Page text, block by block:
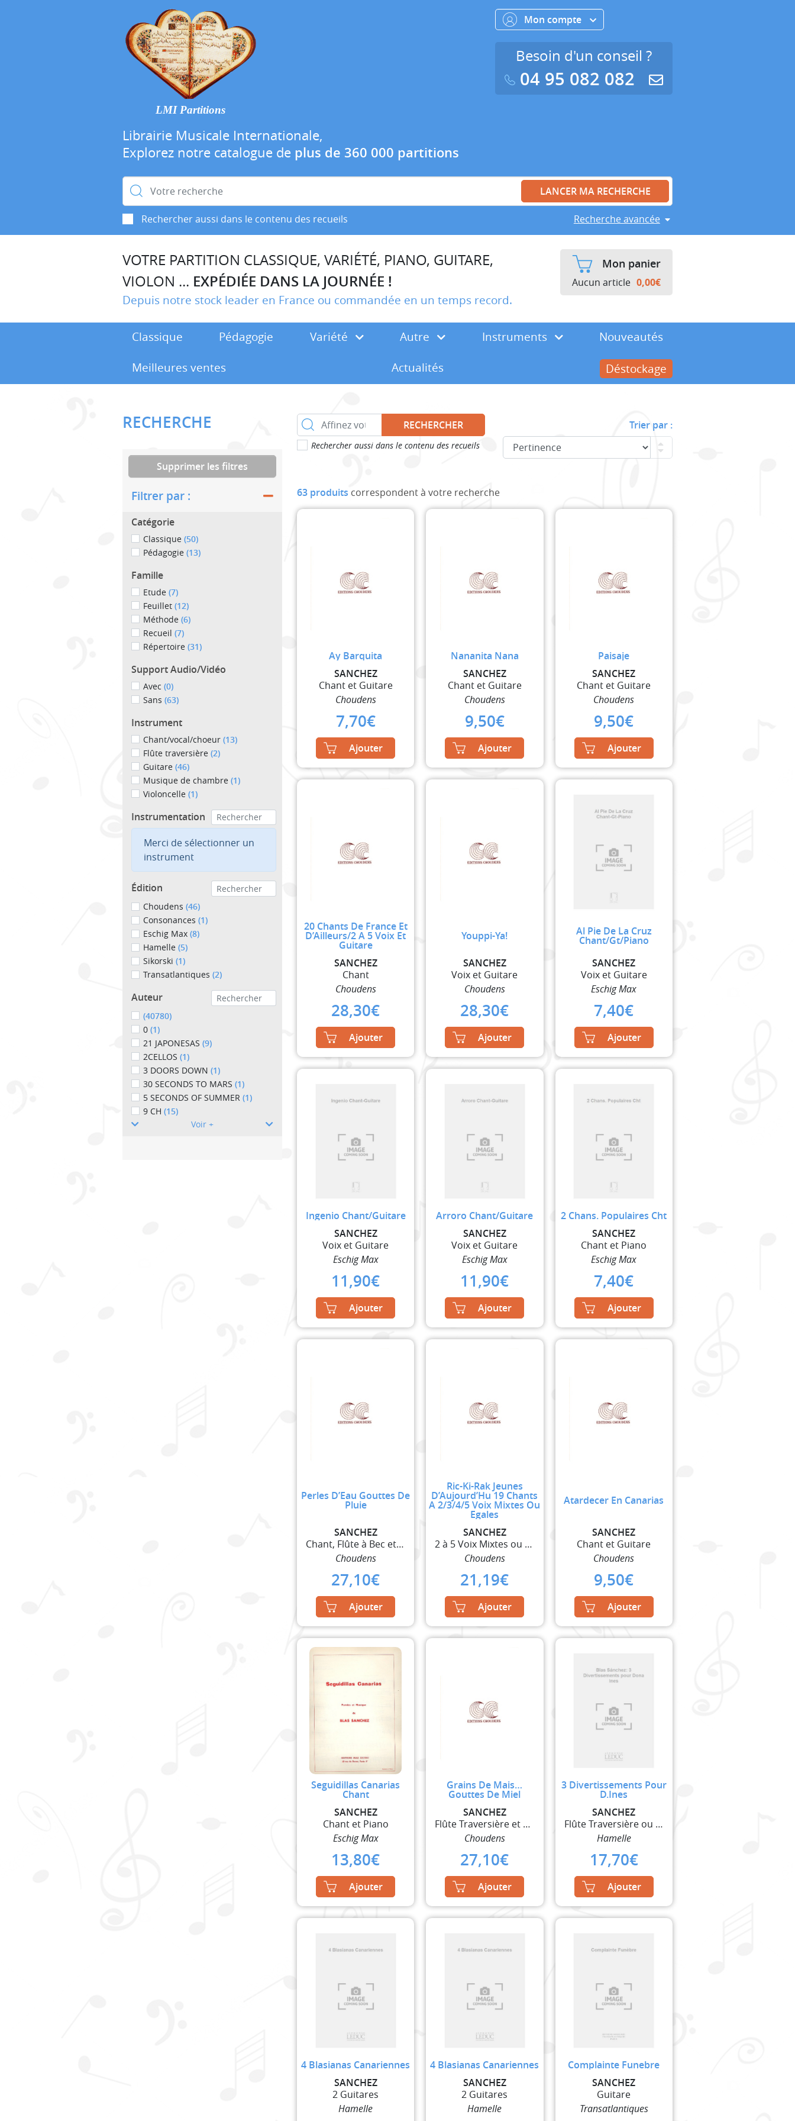
LMI Partitions
Librairie Musicale Internationale,
Explorez notre catalogue de plus de 360 000 partitions
Rechercher :
Rechercher aussi dans le contenu des recueils Recherche avancée
Mon compte
Besoin d'un conseil ?
04 95 082 082
VOTRE PARTITION CLASSIQUE, VARIÉTÉ, PIANO, GUITARE,
VIOLON ... EXPÉDIÉE DANS LA JOURNÉE !
Depuis notre stock leader en France ou commandée en un temps record.
Mon panier
Aucun article 0,00€
Classique Pédagogie Variété Autre Instruments
Nouveautés
Meilleures ventes
Actualités Déstockage
RECHERCHE
Supprimer les filtres
Filtrer par :
Catégorie
Classique (50)
Pédagogie (13)
Famille
Etude (7)
Feuillet (12)
Méthode (6)
Recueil (7)
Répertoire (31)
Support Audio/Vidéo
Avec (0)
Sans (63)
Instrument
Chant/vocal/choeur (13)
Flûte traversière (2)
Guitare (46)
Musique de chambre (1)
Violoncelle (1)
Instrumentation
Merci de sélectionner un
instrument
Édition
Choudens (46)
Consonances (1)
Eschig Max (8)
Hamelle (5)
Sikorski (1)
Transatlantiques (2)
Auteur
(40780)
0 (1)
21 JAPONESAS (9)
2CELLOS (1)
3 DOORS DOWN (1)
30 SECONDS TO MARS (1)
5 SECONDS OF SUMMER (1)
9 CH (15)
Voir +
RECHERCHER
Rechercher aussi dans le contenu des recueils
Trier par :
63 produits correspondent à votre recherche
Ay Barquita
SANCHEZ
Chant et Guitare
Choudens
7,70€
Ajouter
Nananita Nana
SANCHEZ
Chant et Guitare
Choudens
9,50€
Ajouter
Paisaje
SANCHEZ
Chant et Guitare
Choudens
9,50€
Ajouter
20 Chants De France Et
D’Ailleurs/2 A 5 Voix Et
Guitare
SANCHEZ
Chant
Choudens
28,30€
Ajouter
Youppi-Ya!
SANCHEZ
Voix et Guitare
Choudens
28,30€
Ajouter
Al Pie De La Cruz
Chant/Gt/Piano
SANCHEZ
Voix et Guitare
Eschig Max
7,40€
Ajouter
Ingenio Chant/Guitare
SANCHEZ
Voix et Guitare
Eschig Max
11,90€
Ajouter
Arroro Chant/Guitare
SANCHEZ
Voix et Guitare
Eschig Max
11,90€
Ajouter
2 Chans. Populaires Cht
SANCHEZ
Chant et Piano
Eschig Max
7,40€
Ajouter
Perles D’Eau Gouttes De
Pluie
SANCHEZ
Chant, Flûte à Bec et Guitare
Choudens
27,10€
Ajouter
Ric-Ki-Rak Jeunes
D’Aujourd’Hu 19 Chants
A 2/3/4/5 Voix Mixtes Ou
Egales
SANCHEZ
2 à 5 Voix Mixtes ou Egales
Choudens
21,19€
Ajouter
Atardecer En Canarias
SANCHEZ
Chant et Guitare
Choudens
9,50€
Ajouter
Seguidillas Canarias
Chant
SANCHEZ
Chant et Piano
Eschig Max
13,80€
Ajouter
Grains De Mais…
Gouttes De Miel
SANCHEZ
Flûte Traversière et Guitare
Choudens
27,10€
Ajouter
3 Divertissements Pour
D.Ines
SANCHEZ
Flûte Traversière ou Hautbois et Guitare ou 2 Guit
Hamelle
17,70€
Ajouter
4 Blasianas Canariennes
SANCHEZ
2 Guitares
Hamelle
4 Blasianas Canariennes
SANCHEZ
2 Guitares
Hamelle
Complainte Funebre
SANCHEZ
Guitare
Transatlantiques